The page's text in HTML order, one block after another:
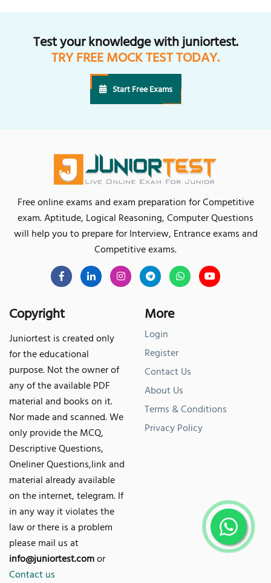
Test your knowledge with juniortest.
TRY FREE MOCK TEST TODAY.
Start Free Exams
Free online exams and exam preparation for Competitive
exam. Aptitude, Logical Reasoning, Computer Questions
will help you to prepare for Interview, Entrance exams and
Competitive exams.
Copyright
Juniortest is created only
for the educational
purpose. Not the owner of
any of the available PDF
material and books on it.
Nor made and scanned. We
only provide the MCQ,
Descriptive Questions,
Oneliner Questions,link and
material already available
on the internet, telegram. If
in any way it violates the
law or there is a problem
please mail us at
info@juniortest.comor
Contact us
More
Login
Register
Contact Us
About Us
Terms & Conditions
Privacy Policy